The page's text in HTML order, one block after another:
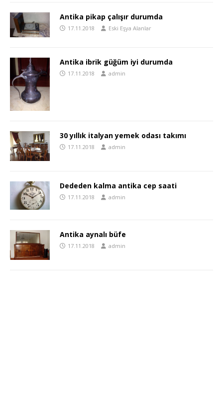
Antika pikap çalışır durumda
17.11.2018 Eski Eşya Alanlar
Antika ibrik güğüm iyi durumda
17.11.2018 admin
30 yıllık italyan yemek odası takımı
17.11.2018 admin
Dededen kalma antika cep saati
17.11.2018 admin
Antika aynalı büfe
17.11.2018 admin